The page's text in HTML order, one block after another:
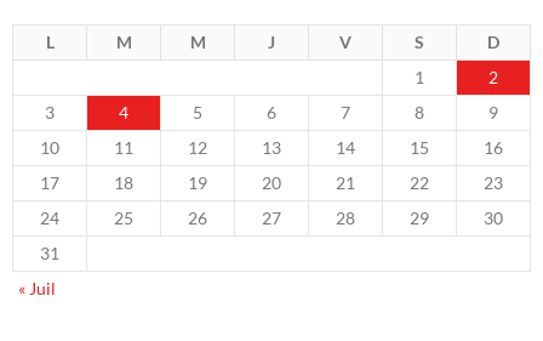
L M M J V S
D
1
2
3
4 5 6 7 8
9
10
11 12 13 14 15
16
17
18 19 20 21 22
23
24
25 26 27 28 29
30
31
« Juil